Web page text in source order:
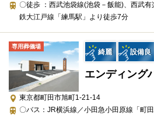
物品
会館使用料
安置室使用料
供養品
飲食費用
火葬料金
〇徒歩 ：西武池袋線(池袋－飯能)、西武
鉄大江戸線「練馬駅」より徒歩7分
専用葬儀場
綺麗 設備良
エンディング
東京都町田市旭町1-21-14
〇バス：JR横浜線／小田急小田原線「町